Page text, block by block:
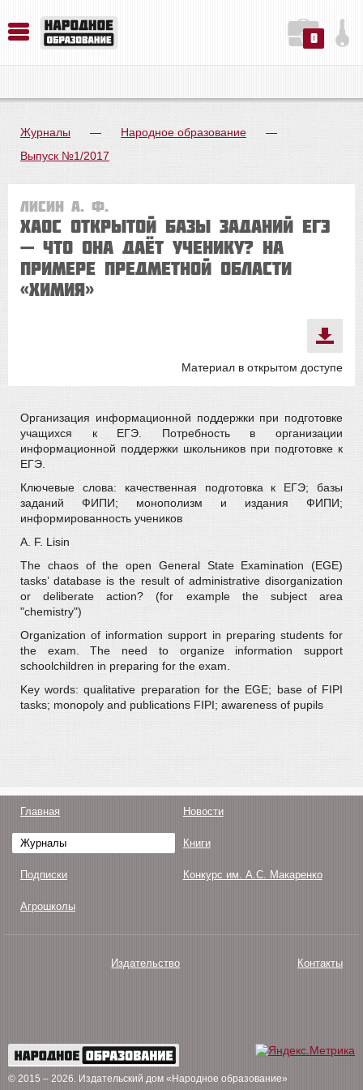
0
Журналы — Народное образование
—
Выпуск №1/2017
Лисин А. Ф.
Хаос открытой базы заданий ЕГЭ
— что она даёт ученику? На
примере предметной области
«химия»
Материал в открытом доступе
Организация информационной поддержки при подготовке
учащихся к ЕГЭ. Потребность в организации
информационной поддержки школьников при подготовке к
ЕГЭ.
Ключевые слова: качественная подготовка к ЕГЭ; базы
заданий ФИПИ; монополизм и издания ФИПИ;
информированность учеников
A. F. Lisin
The chaos of the open General State Examination (EGE)
tasks’ database is the result of administrative disorganization
or deliberate action? (for example the subject area
"chemistry")
Organization of information support in preparing students for
the exam. The need to organize information support
schoolchildren in preparing for the exam.
Key words: qualitative preparation for the EGE; base of FIPI
tasks; monopoly and publications FIPI; awareness of pupils
Главная Новости
Журналы Книги
Подписки Конкурс им. А.С. Макаренко
Агрошколы
Издательство Контакты
© 2015 – 2026. Издательский дом «Народное образование»